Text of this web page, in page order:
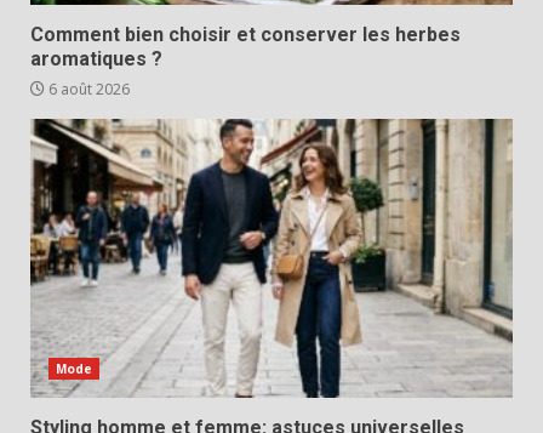
Comment bien choisir et conserver les herbes
aromatiques ?
6 août 2026
Mode
Styling homme et femme: astuces universelles